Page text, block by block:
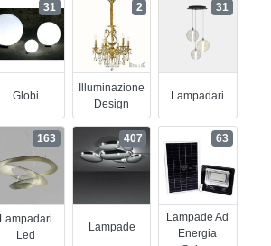
Globi
31
Illuminazione
Design
2
Lampadari
31
Lampadari
Led
163
Lampade
407
Lampade Ad
Energia
63